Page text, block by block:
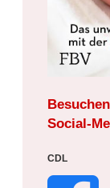
Social-
CDL